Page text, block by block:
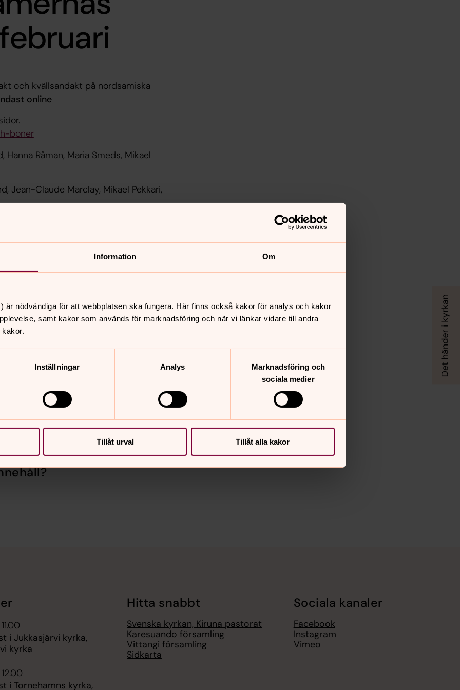
Information Om
är nödvändiga för att webbplatsen ska fungera. Här finns också kakor för analys och kakor
samt kakor som används för marknadsföring och när vi länkar vidare till andra
Inställningar Analys
Marknadsföring och
sociala medier
Tillåt urval Tillåt alla kakor
och kvällsandakt på nordsamiska
online
boner
Råman, Maria Smeds, Mikael
Jean-Claude Marclay, Mikael Pekkari,
och andakter i samband med
fran-nederlulea-kyrka
i Jukkasjärvi kyrka,
kyrka
i Tornehamns kyrka,
Hitta snabbt
Svenska kyrkan, Kiruna pastorat
Karesuando församling
Vittangi församling
Sidkarta
Sociala kanaler
Facebook
Instagram
Vimeo